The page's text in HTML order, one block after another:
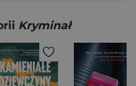
Kryminał